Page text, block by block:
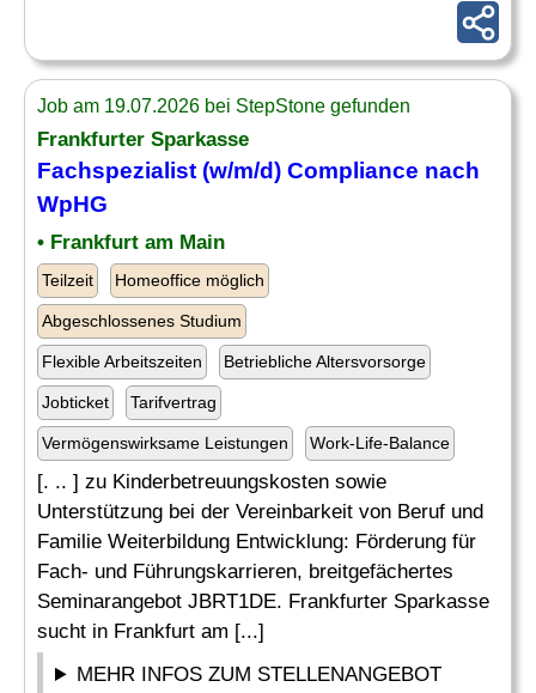
Job am 19.07.2026 bei StepStone gefunden
Frankfurter Sparkasse
Fachspezialist (w/m/d) Compliance nach
WpHG
• Frankfurt am Main
Teilzeit Homeoffice möglich
Abgeschlossenes Studium
Flexible Arbeitszeiten Betriebliche Altersvorsorge
Jobticket Tarifvertrag
Vermögenswirksame Leistungen Work-Life-Balance
[. .. ] zu Kinderbetreuungskosten sowie
Unterstützung bei der Vereinbarkeit von Beruf und
Familie Weiterbildung Entwicklung: Förderung für
Fach- und Führungskarrieren, breitgefächertes
Seminarangebot JBRT1DE. Frankfurter Sparkasse
sucht in Frankfurt am [...]
MEHR INFOS ZUM STELLENANGEBOT